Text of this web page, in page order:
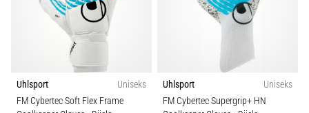
Uhlsport
Uniseks
FM Cybertec Soft Flex Frame
Uhlsport
Uniseks
FM Cybertec Supergrip+ HN